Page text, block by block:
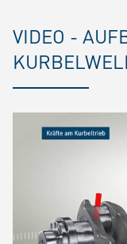
VIDEO -